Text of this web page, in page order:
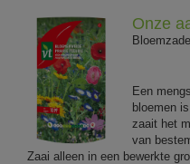
Onze
Een
bloemen
zaait het
van
Zaai alleen in een bewerkte